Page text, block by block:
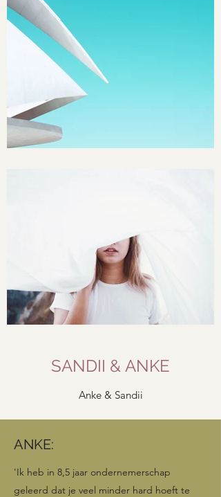
SANDII & ANKE
Anke & Sandii
ANKE:
'Ik heb in 8,5 jaar ondernemerschap
geleerd dat je veel minder hard hoeft te